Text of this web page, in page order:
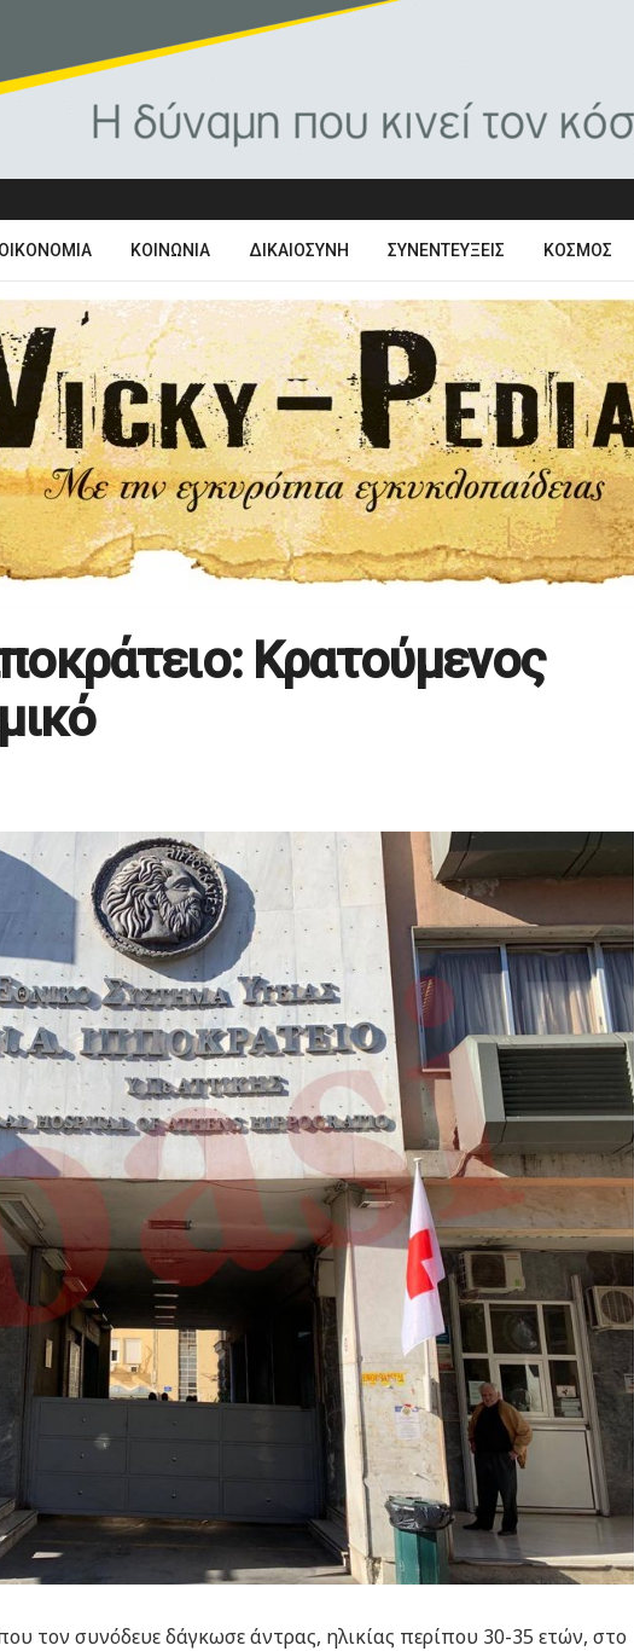
ΟΙΚΟΝΟΜΊΑ ΚΟΙΝΩΝΊΑ ΔΙΚΑΙΟΣΎΝΗ ΣΥΝΕΝΤΕΎΞΕΙΣ ΚΌΣΜΟΣ
Κρατούμενος
τον συνόδευε δάγκωσε άντρας, ηλικίας περίπου 30-35 ετών, στο